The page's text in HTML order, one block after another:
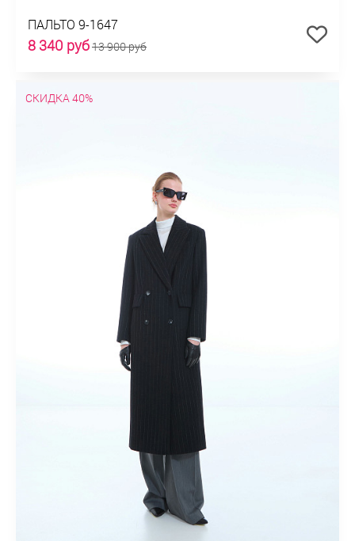
ПАЛЬТО 9-1647
8 340 руб13 900 руб
СКИДКА 40%